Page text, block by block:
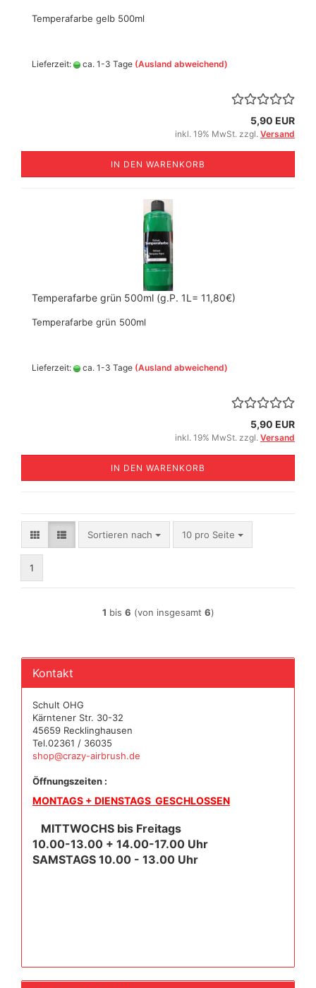
Temperafarbe gelb 500ml
Lieferzeit: ca. 1-3 Tage (Ausland abweichend)
5,90 EUR
inkl. 19% MwSt. zzgl. Versand
IN DEN WARENKORB
Temperafarbe grün 500ml (g.P. 1L= 11,80€)
Temperafarbe grün 500ml
Lieferzeit: ca. 1-3 Tage (Ausland abweichend)
5,90 EUR
inkl. 19% MwSt. zzgl. Versand
IN DEN WARENKORB
Sortieren nach
Sortieren nach 10 pro Seite
pro Seite
1
1 bis 6 (von insgesamt 6)
Kontakt
Schult OHG
Kärntener Str. 30-32
45659 Recklinghausen
Tel.02361 / 36035
shop@crazy-airbrush.de
Öffnungszeiten :
MONTAGS + DIENSTAGS GESCHLOSSEN
MITTWOCHS bis Freitags
10.00-13.00 + 14.00-17.00 Uhr
SAMSTAGS 10.00 - 13.00 Uhr